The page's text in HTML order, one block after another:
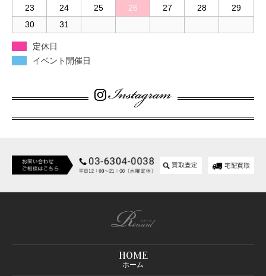
23
24 25 26 27 28
29
30
31
定休日
イベント開催日
HOME
ホーム